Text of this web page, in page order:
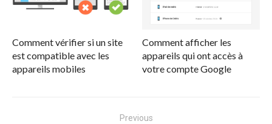
Comment vérifier si un site
est compatible avec les
appareils mobiles
Comment afficher les
appareils qui ont accès à
votre compte Google
Previous